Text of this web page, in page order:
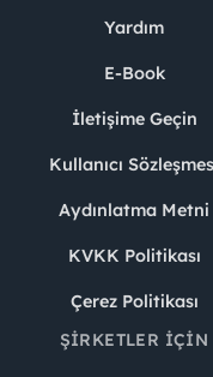
Yardım
E-Book
İletişime Geçin
Kullanıcı
Aydınlatma Metni
KVKK Politikası
Çerez Politikası
ŞIRKETLER İÇIN